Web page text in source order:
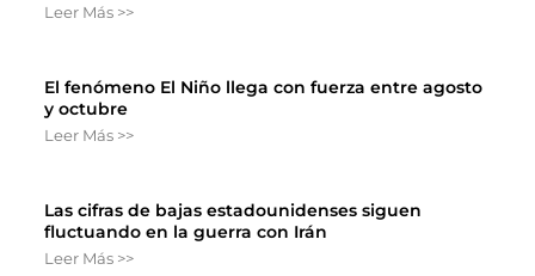
Leer Más >>
El fenómeno El Niño llega con fuerza entre agosto
y octubre
Leer Más >>
Las cifras de bajas estadounidenses siguen
fluctuando en la guerra con Irán
Leer Más >>